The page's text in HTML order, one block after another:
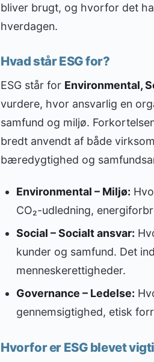
bliver brugt, og hvorfor det
hverdagen.
Hvad står ESG for?
ESG står for Environmental,
vurdere, hvor ansvarlig en
samfund og miljø.
bredt anvendt af både
bæredygtighed og
Environmental – Miljø:
CO₂-udledning,
Social – Socialt ansvar:
kunder og samfund. Det
menneskerettigheder.
Governance – Ledelse:
gennemsigtighed, etisk
Hvorfor er ESG blevet